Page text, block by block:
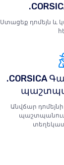
Ստացեք դոմեյն և
.CORSICA
Անվճար
պաշտպանում